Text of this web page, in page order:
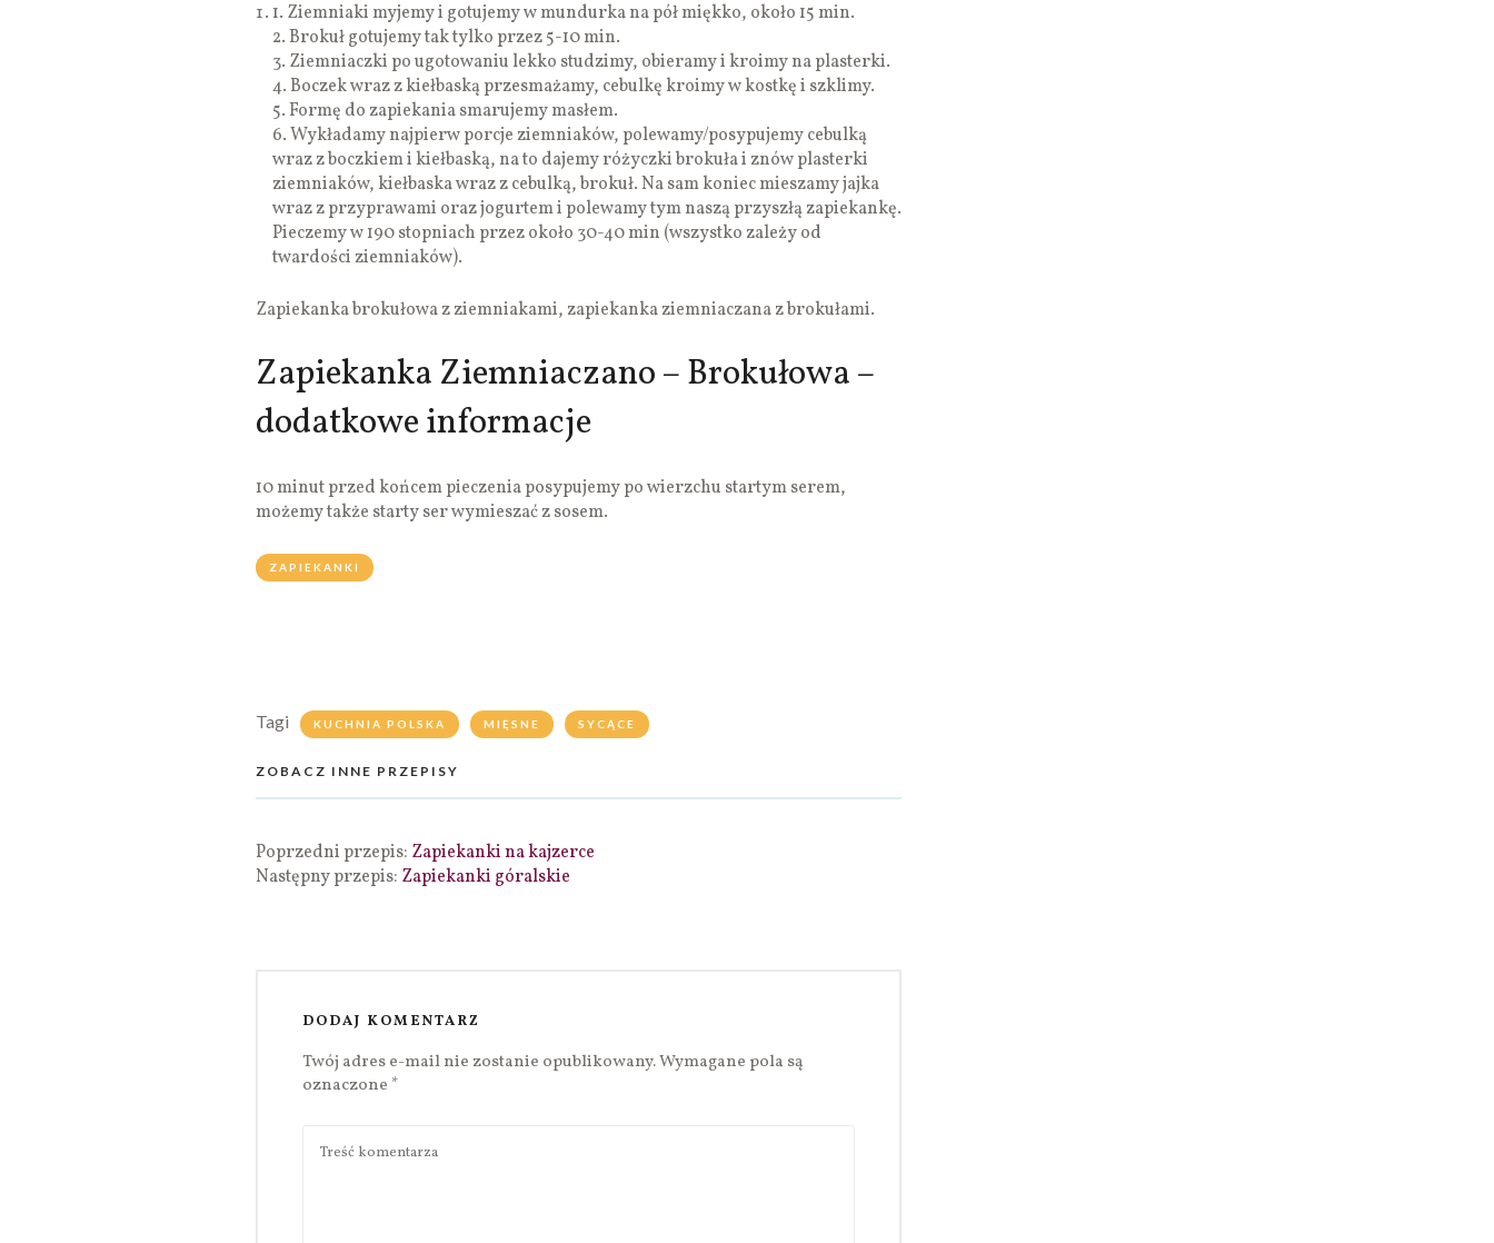
1. Ziemniaki myjemy i gotujemy w mundurka na pół miękko, około 15 min.
2. Brokuł gotujemy tak tylko przez 5-10 min.
3. Ziemniaczki po ugotowaniu lekko studzimy, obieramy i kroimy na plasterki.
4. Boczek wraz z kiełbaską przesmażamy, cebulkę kroimy w kostkę i szklimy.
5. Formę do zapiekania smarujemy masłem.
6. Wykładamy najpierw porcje ziemniaków, polewamy/posypujemy cebulką
wraz z boczkiem i kiełbaską, na to dajemy różyczki brokuła i znów plasterki
ziemniaków, kiełbaska wraz z cebulką, brokuł. Na sam koniec mieszamy jajka
wraz z przyprawami oraz jogurtem i polewamy tym naszą przyszłą zapiekankę.
Pieczemy w 190 stopniach przez około 30-40 min (wszystko zależy od
twardości ziemniaków).
Zapiekanka brokułowa z ziemniakami, zapiekanka ziemniaczana z brokułami.
Zapiekanka Ziemniaczano – Brokułowa –
dodatkowe informacje
10 minut przed końcem pieczenia posypujemy po wierzchu startym serem,
możemy także starty ser wymieszać z sosem.
ZAPIEKANKI
Tagi KUCHNIA POLSKA MIĘSNE SYCĄCE
ZOBACZ INNE PRZEPISY
Poprzedni przepis: Zapiekanki na kajzerce
Następny przepis: Zapiekanki góralskie
DODAJ KOMENTARZ
Twój adres e-mail nie zostanie opublikowany.Wymagane pola są
oznaczone *